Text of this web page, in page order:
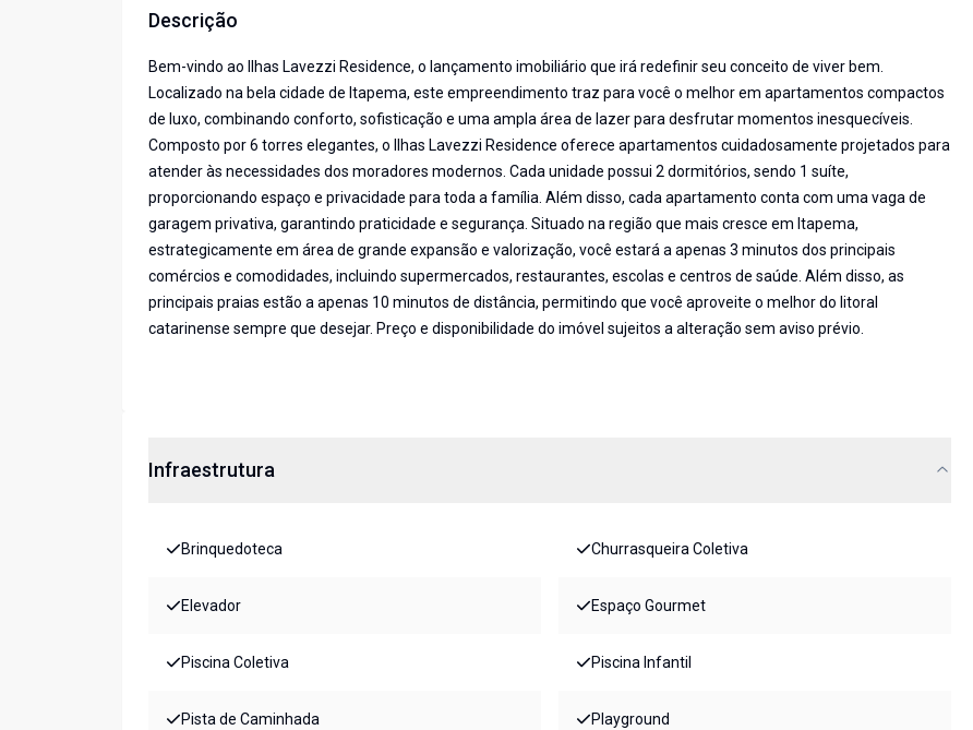
Descrição
Bem-vindo ao Ilhas Lavezzi Residence, o lançamento imobiliário que irá redefinir seu conceito de viver bem.
Localizado na bela cidade de Itapema, este empreendimento traz para você o melhor em apartamentos compactos
de luxo, combinando conforto, sofisticação e uma ampla área de lazer para desfrutar momentos inesquecíveis.
Composto por 6 torres elegantes, o Ilhas Lavezzi Residence oferece apartamentos cuidadosamente projetados para
atender às necessidades dos moradores modernos. Cada unidade possui 2 dormitórios, sendo 1 suíte,
proporcionando espaço e privacidade para toda a família. Além disso, cada apartamento conta com uma vaga de
garagem privativa, garantindo praticidade e segurança. Situado na região que mais cresce em Itapema,
estrategicamente em área de grande expansão e valorização, você estará a apenas 3 minutos dos principais
comércios e comodidades, incluindo supermercados, restaurantes, escolas e centros de saúde. Além disso, as
principais praias estão a apenas 10 minutos de distância, permitindo que você aproveite o melhor do litoral
catarinense sempre que desejar. Preço e disponibilidade do imóvel sujeitos a alteração sem aviso prévio.
Infraestrutura
Brinquedoteca Churrasqueira Coletiva
Elevador Espaço Gourmet
Piscina Coletiva Piscina Infantil
Pista de Caminhada Playground